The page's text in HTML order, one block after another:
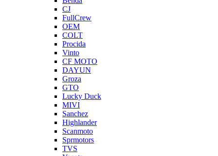
CJ
FullCrew
OEM
COLT
Procida
Vinto
CF MOTO
DAYUN
Groza
GTO
Lucky Duck
MIVI
Sanchez
Highlander
Scanmoto
Sprmotors
TVS